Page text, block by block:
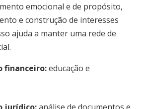
emocional e de propósito,
e construção de interesses
ajuda a manter uma rede de
financeiro:educação e